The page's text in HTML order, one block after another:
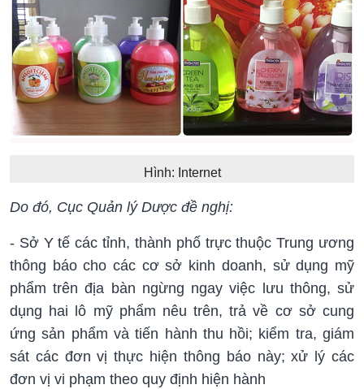
Hình: Internet
Do đó, Cục Quản lý Dược đề nghị:
- Sở Y tế các tỉnh, thành phố trực thuộc Trung ương
thông báo cho các cơ sở kinh doanh, sử dụng mỹ
phẩm trên địa bàn ngừng ngay việc lưu thông, sử
dụng hai lô mỹ phẩm nêu trên, trả về cơ sở cung
ứng sản phẩm và tiến hành thu hồi; kiểm tra, giám
sát các đơn vị thực hiện thông báo này; xử lý các
đơn vị vi phạm theo quy định hiện hành